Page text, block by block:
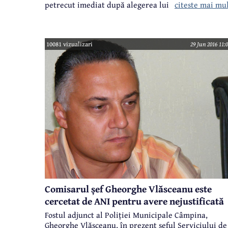
petrecut imediat după alegerea lui Bogdan Toader
citeste mai
10081 vizualizari 29 Jun 2016
Comisarul șef Gheorghe Vlăsceanu este
cercetat de ANI pentru avere nejustificată
Fostul adjunct al Poliției Municipale Câmpina,
Gheorghe Vlăsceanu, în prezent șeful Serviciului de